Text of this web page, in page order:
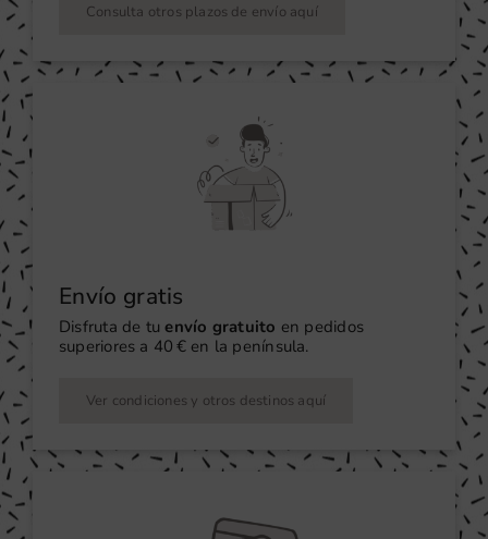
Consulta otros plazos de envío aquí
Envío gratis
Disfruta de tu envío gratuito en pedidos
superiores a 40 € en la península.
Ver condiciones y otros destinos aquí